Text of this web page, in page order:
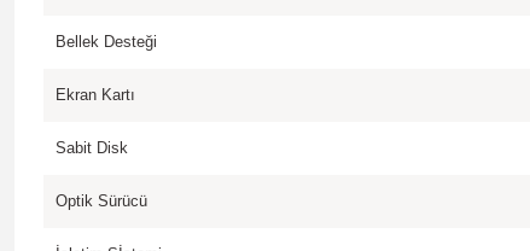
Bellek Desteği
Ekran Kartı
Sabit Disk
Optik Sürücü